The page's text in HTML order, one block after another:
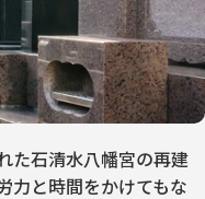
た石清水八幡宮の再建
力と時間をかけてもな